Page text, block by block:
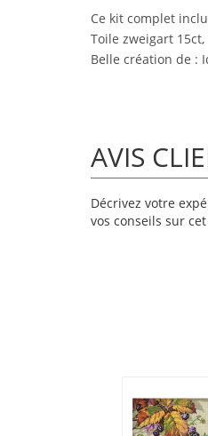
Ce kit complet
Toile zweigart
Belle création de :
AVIS
Décrivez votre
vos conseils sur